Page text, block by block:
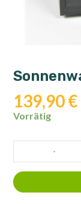
139,90€
Vorrätig
Smalto
1
Menge
-